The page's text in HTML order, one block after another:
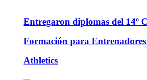
Entregaron diplomas del 14º
Formación para
Athletics